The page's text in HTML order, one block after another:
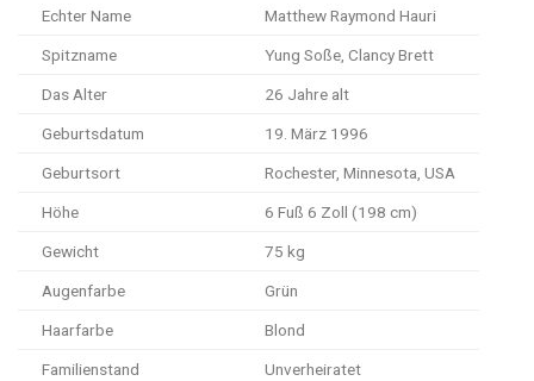
Echter Name Matthew Raymond Hauri
Spitzname Yung Soße, Clancy Brett
Das Alter 26 Jahre alt
Geburtsdatum 19. März 1996
Geburtsort Rochester, Minnesota, USA
Höhe 6 Fuß 6 Zoll (198 cm)
Gewicht 75 kg
Augenfarbe Grün
Haarfarbe Blond
Familienstand Unverheiratet